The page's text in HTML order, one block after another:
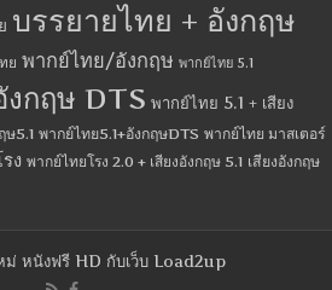
บรรยายไทย + อังกฤษ
ย พากย์ไทย/อังกฤษ พากย์ไทย 5.1
งกฤษ DTS พากย์ไทย 5.1 + เสียง
ษ5.1 พากย์ไทย5.1+อังกฤษDTS พากย์ไทย มาสเตอร์
ง พากย์ไทยโรง 2.0 + เสียงอังกฤษ 5.1 เสียงอังกฤษ
ม่ หนังฟรี HD กับเว็บ Load2up